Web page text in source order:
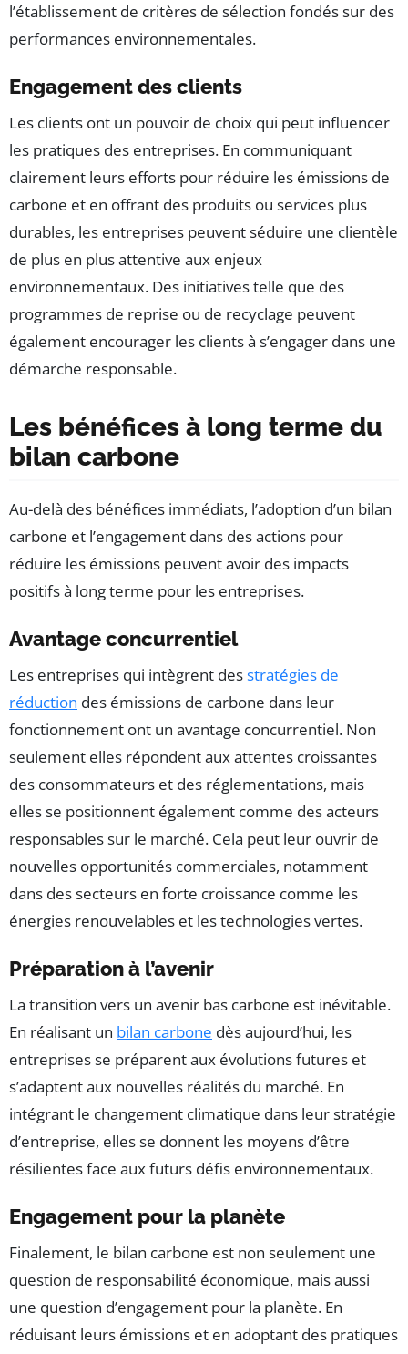
l’établissement de critères de sélection fondés sur des
performances environnementales.
Engagement des clients
Les clients ont un pouvoir de choix qui peut influencer
les pratiques des entreprises. En communiquant
clairement leurs efforts pour réduire les émissions de
carbone et en offrant des produits ou services plus
durables, les entreprises peuvent séduire une clientèle
de plus en plus attentive aux enjeux
environnementaux. Des initiatives telle que des
programmes de reprise ou de recyclage peuvent
également encourager les clients à s’engager dans une
démarche responsable.
Les bénéfices à long terme du
bilan carbone
Au-delà des bénéfices immédiats, l’adoption d’un bilan
carbone et l’engagement dans des actions pour
réduire les émissions peuvent avoir des impacts
positifs à long terme pour les entreprises.
Avantage concurrentiel
Les entreprises qui intègrent desstratégies de
réduction des émissions de carbone dans leur
fonctionnement ont un avantage concurrentiel. Non
seulement elles répondent aux attentes croissantes
des consommateurs et des réglementations, mais
elles se positionnent également comme des acteurs
responsables sur le marché. Cela peut leur ouvrir de
nouvelles opportunités commerciales, notamment
dans des secteurs en forte croissance comme les
énergies renouvelables et les technologies vertes.
Préparation à l’avenir
La transition vers un avenir bas carbone est inévitable.
En réalisant un bilan carbone dès aujourd’hui, les
entreprises se préparent aux évolutions futures et
s’adaptent aux nouvelles réalités du marché. En
intégrant le changement climatique dans leur stratégie
d’entreprise, elles se donnent les moyens d’être
résilientes face aux futurs défis environnementaux.
Engagement pour la planète
Finalement, le bilan carbone est non seulement une
question de responsabilité économique, mais aussi
une question d’engagement pour la planète. En
réduisant leurs émissions et en adoptant des pratiques